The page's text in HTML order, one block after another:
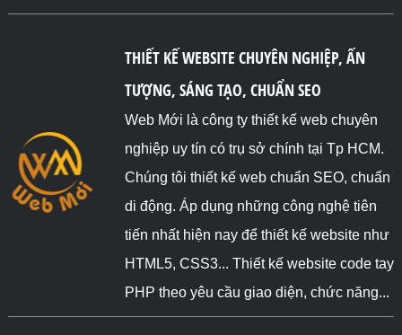
THIẾT KẾ WEBSITE CHUYÊN NGHIỆP, ẤN
TƯỢNG, SÁNG TẠO, CHUẨN SEO
Web Mới là công ty thiết kế web chuyên
nghiệp uy tín có trụ sở chính tại Tp HCM.
Chúng tôi thiết kế web chuẩn SEO, chuẩn
di động. Áp dụng những công nghệ tiên
tiến nhất hiện nay để thiết kế website như
HTML5, CSS3... Thiết kế website code tay
PHP theo yêu cầu giao diện, chức năng...